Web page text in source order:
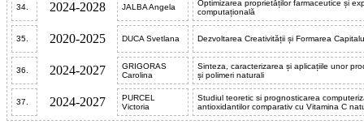
34. 2024-2028 JALBA Angela
Optimizarea proprietăților farmaceutice și
computațională
35. 2020-2025 DUCA Svetlana Dezvoltarea Creativității și Formarea
36. 2024-2027
GRIGORAS
Carolina
Sinteza, caracterizarea și aplicațiile unor
și polimeri naturali
37. 2024-2027
PURCEL
Victoria
Studiul teoretic si prognosticarea
antioxidantilor comparativ cu Vitamina C